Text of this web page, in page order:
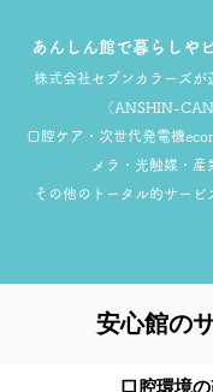
あんしん館で暮らしや
株式会社セブンカラーズが
（ANSHIN-CAN
口腔ケア・次世代発電機
メラ・光触媒・産
その他のトータル的サービ
安心館の
口腔環境